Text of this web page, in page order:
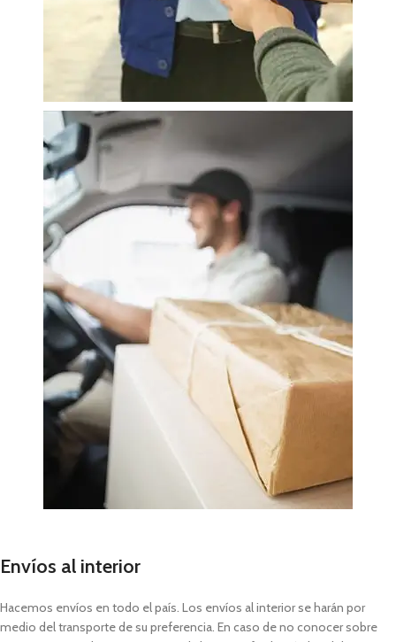
Envíos al interior
Hacemos envíos en todo el país. Los envíos al interior se harán por
medio del transporte de su preferencia. En caso de no conocer sobre